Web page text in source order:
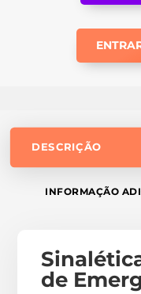
DESCRIÇÃO
INFORMAÇÃO
de